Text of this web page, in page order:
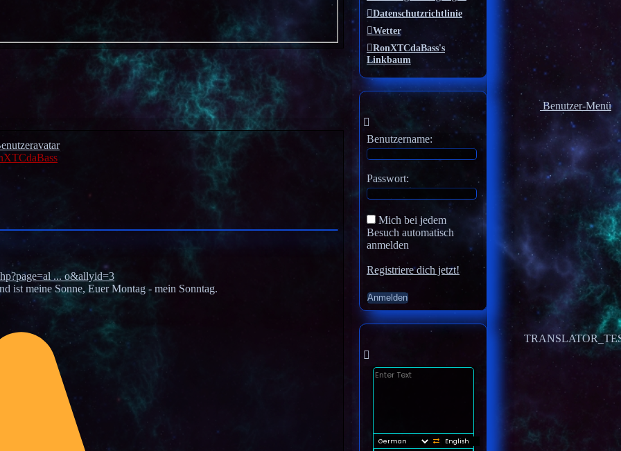
... o&allyid=3
ist meine Sonne, Euer Montag - mein Sonntag.
Datenschutzrichtlinie
Wetter
RonXTCdaBass's
Linkbaum
Benutzer-Menü
Benutzername:
Passwort:
Mich bei jedem
Besuch automatisch
anmelden
Registriere dich jetzt!